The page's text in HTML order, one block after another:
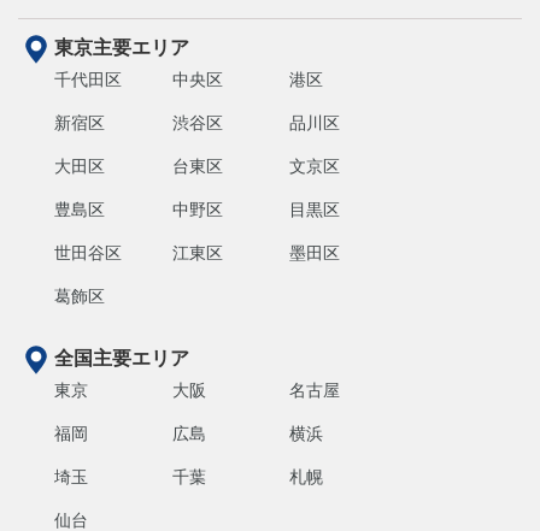
東京主要エリア
千代田区 中央区 港区
新宿区 渋谷区 品川区
大田区 台東区 文京区
豊島区 中野区 目黒区
世田谷区 江東区 墨田区
葛飾区
全国主要エリア
東京 大阪 名古屋
福岡 広島 横浜
埼玉 千葉 札幌
仙台